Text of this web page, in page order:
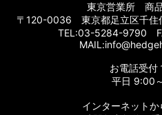
東京営業所 商
〒120-0036 東京都足立区千
TEL:03-5284-9790
お電話受付
平日 9:00
インターネットか